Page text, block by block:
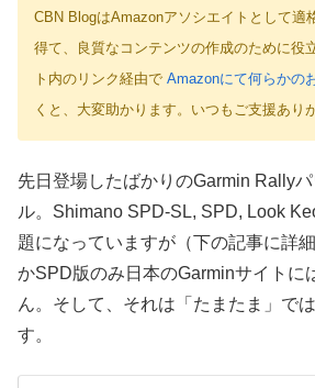
CBN BlogはAmazonアソシエイトとして適
得て、良質なコンテンツの作成のために役
ト内のリンク経由で Amazonにて何らかの
くと、大変助かります。いつもご支援あり
先日登場したばかりのGarmin Rally
ル。Shimano SPD-SL, SPD, Look
題になっていますが（下の記事に詳
かSPD版のみ日本のGarminサイトに
ん。そして、それは「たまたま」で
す。